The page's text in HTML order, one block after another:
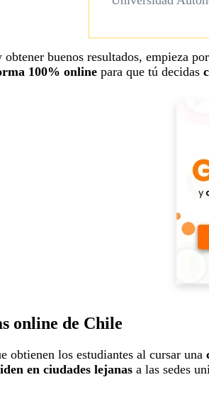
obtener buenos resultados, empieza
100% online para que tú decidas
online de Chile
obtienen los estudiantes al cursar una
en ciudades lejanas a las sedes